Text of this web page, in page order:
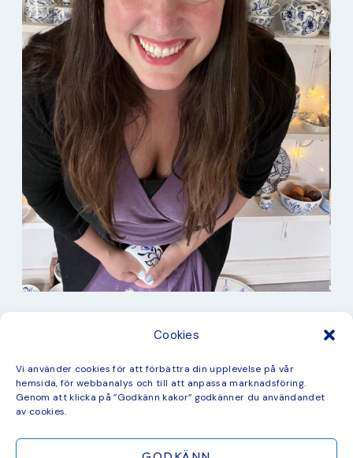
Cookies
Vi använder cookies för att förbättra din upplevelse på vår
hemsida, för webbanalys och till att anpassa marknadsföring.
Genom att klicka på ”Godkänn kakor” godkänner du användandet
av cookies.
Kurser
Måleri
mina favorit recept
Mönster